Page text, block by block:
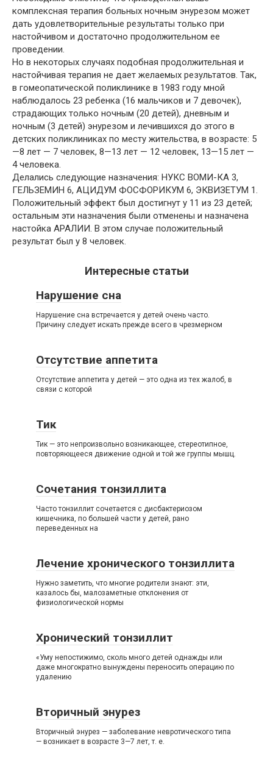
комплексная терапия больных ночным энурезом может
дать удовлетворительные результаты только при
настойчивом и достаточно продолжительном ее
проведении.
Но в некоторых случаях подобная продолжительная и
настойчивая терапия не дает желаемых результатов. Так,
в гомеопатической поликлинике в 1983 году мной
наблюдалось 23 ребенка (16 мальчиков и 7 девочек),
страдающих только ночным (20 детей), дневным и
ночным (3 детей) энурезом и лечившихся до этого в
детских поликлиниках по месту жительства, в возрасте: 5
—8 лет — 7 человек, 8—13 лет — 12 человек, 13—15 лет —
4 человека.
Делались следующие назначения: НУКС ВОМИ-КА 3,
ГЕЛЬЗЕМИН 6, АЦИДУМ ФОСФОРИКУМ 6, ЭКВИЗЕТУМ 1.
Положительный эффект был достигнут у 11 из 23 детей;
остальным эти назначения были отменены и назначена
настойка АРАЛИИ. В этом случае положительный
результат был у 8 человек.
Интересные статьи
Нарушение сна
Нарушение сна встречается у детей очень часто.
Причину следует искать прежде всего в чрезмерном
Отсутствие аппетита
Отсутствие аппетита у детей — это одна из тех жалоб, в
связи с которой
Тик
Тик — это непроизвольно возникающее, стереотипное,
повторяющееся движение одной и той же группы мышц.
Сочетания тонзиллита
Часто тонзиллит сочетается с дисбактериозом
кишечника, по большей части у детей, рано
переведенных на
Лечение хронического тонзиллита
Нужно заметить, что многие родители знают: эти,
казалось бы, малозаметные отклонения от
физиологической нормы
Хронический тонзиллит
«Уму непостижимо, сколь много детей однажды или
даже многократно вынуждены переносить операцию по
удалению
Вторичный энурез
Вторичный энурез — заболевание невротического типа
— возникает в возрасте 3—7 лет, т. е.